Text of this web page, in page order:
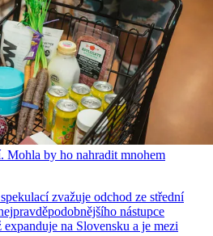
Mohla by ho nahradit mnohem
zvažuje odchod ze střední
nástupce
na Slovensku a je mezi